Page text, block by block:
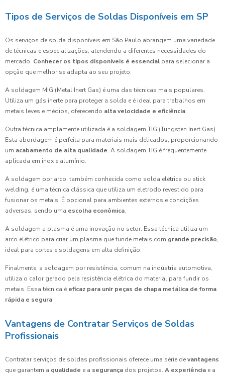
Tipos de Serviços de Soldas Disponíveis em SP
Os serviços de solda disponíveis em São Paulo abrangem uma variedade
de técnicas e especializações, atendendo a diferentes necessidades do
mercado. Conhecer os tipos disponíveis é essencial para selecionar a
opção que melhor se adapta ao seu projeto.
A soldagem MIG (Metal Inert Gas) é uma das técnicas mais populares.
Utiliza um gás inerte para proteger a solda e é ideal para trabalhos em
metais leves e médios, oferecendo alta velocidade e eficiência.
Outra técnica amplamente utilizada é a soldagem TIG (Tungsten Inert Gas).
Esta abordagem é perfeita para materiais mais delicados, proporcionando
um acabamento de alta qualidade. A soldagem TIG é frequentemente
aplicada em inox e alumínio.
A soldagem por arco, também conhecida como solda elétrica ou stick
welding, é uma técnica clássica que utiliza um eletrodo revestido para
fusionar os metais. É opcional para ambientes externos e condições
adversas, sendo uma escolha econômica.
A soldagem a plasma é uma inovação no setor. Essa técnica utiliza um
arco elétrico para criar um plasma que funde metais com grande precisão,
ideal para cortes e soldagens em alta definição.
Finalmente, a soldagem por resistência, comum na indústria automotiva,
utiliza o calor gerado pela resistência elétrica do material para fundir os
metais. Essa técnica é eficaz para unir peças de chapa metálica de forma
rápida e segura.
Vantagens de Contratar Serviços de Soldas
Profissionais
Contratar serviços de soldas profissionais oferece uma série devantagens
que garantem a qualidade e a segurança dos projetos. A experiência e a